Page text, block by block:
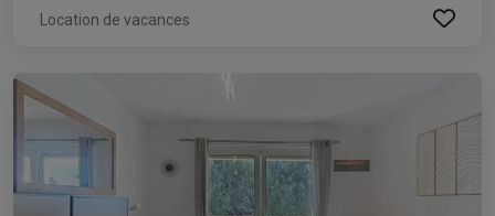
Location de vacances